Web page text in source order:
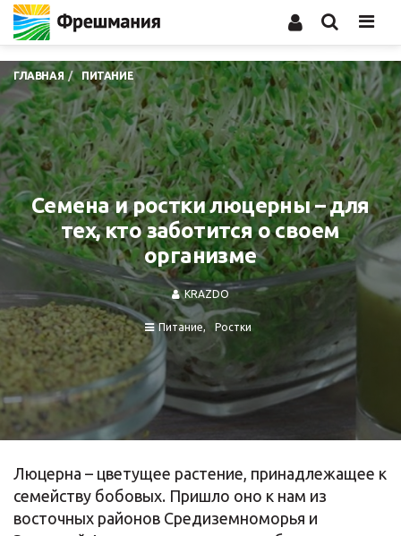
ГЛАВНАЯ ПИТАНИЕ
Семена и ростки люцерны – для
тех, кто заботится о своем
организме
KRAZDO
Питание Ростки
Люцерна – цветущее растение, принадлежащее к
семейству бобовых. Пришло оно к нам из
восточных районов Средиземноморья и